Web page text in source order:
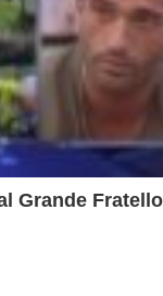
Grande